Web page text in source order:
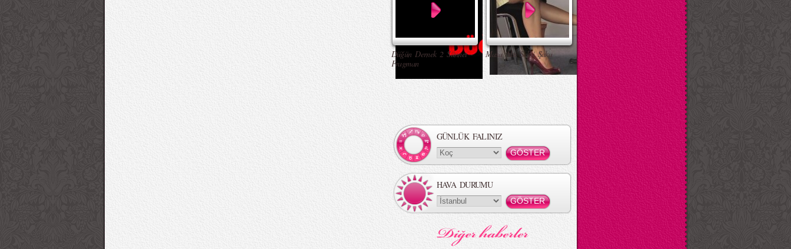
Düğün Dernek 2 Sünnet -
Fragman
Masa Altı Seksi Şaka
GÜNLÜK FALINIZ
HAVA DURUMU